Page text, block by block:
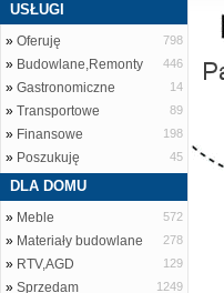
USŁUGI
» Oferuję 798
» Budowlane,Remonty 446
» Gastronomiczne 14
» Transportowe 89
» Finansowe 198
» Poszukuję 45
DLA DOMU
» Meble 572
» Materiały budowlane 278
» RTV,AGD 129
» Sprzedam 1249